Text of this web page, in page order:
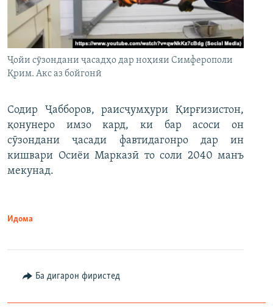
Ҷойи сӯзондани ҷасадҳо дар ноҳияи Симферополи
Қрим. Акс аз бойгонӣ
Содир Ҷабборов, раисҷумҳури Қирғизистон,
қонунеро имзо кард, ки бар асоси он
сӯзондани ҷасади фавтидагонро дар ин
кишвари Осиёи Марказӣ то соли 2040 манъ
мекунад.
Идома
Ба дигарон фиристед